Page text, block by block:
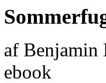
af Benjamin
ebook